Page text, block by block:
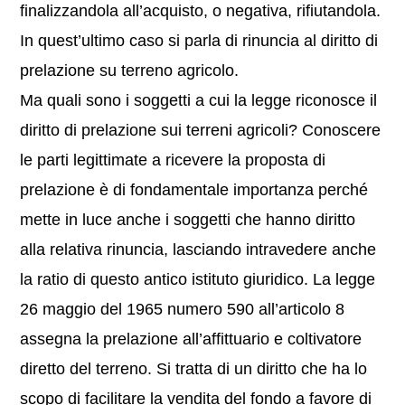
finalizzandola all’acquisto, o negativa, rifiutandola.
In quest’ultimo caso si parla di rinuncia al diritto di
prelazione su terreno agricolo.
Ma quali sono i soggetti a cui la legge riconosce il
diritto di prelazione sui terreni agricoli? Conoscere
le parti legittimate a ricevere la proposta di
prelazione è di fondamentale importanza perché
mette in luce anche i soggetti che hanno diritto
alla relativa rinuncia, lasciando intravedere anche
la ratio di questo antico istituto giuridico. La legge
26 maggio del 1965 numero 590 all’articolo 8
assegna la prelazione all’affittuario e coltivatore
diretto del terreno. Si tratta di un diritto che ha lo
scopo di facilitare la vendita del fondo a favore di